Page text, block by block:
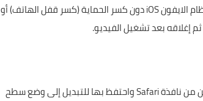
يتفاجأ الكثير من الأشخاص عندما يكتشفون أنه يمكنهم القيام بذلك على نظام الايفون iOS دون كسر الحماية (كسر قفل الهاتف) أو
ثم إغلاقه بعد تشغيل الفيديو.
الخطوة 3: اضغط على أيقونة إعادة التحميل في الجزء العلوي الأيمن من نافذة Safari واحتفظ بها للتبديل إلى وضع سطح